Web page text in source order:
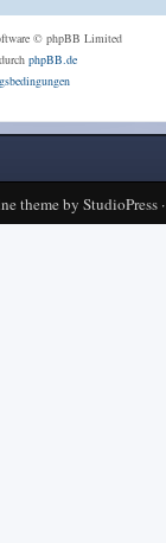
© phpBB Limited
phpBB.de
themeby StudioPress·